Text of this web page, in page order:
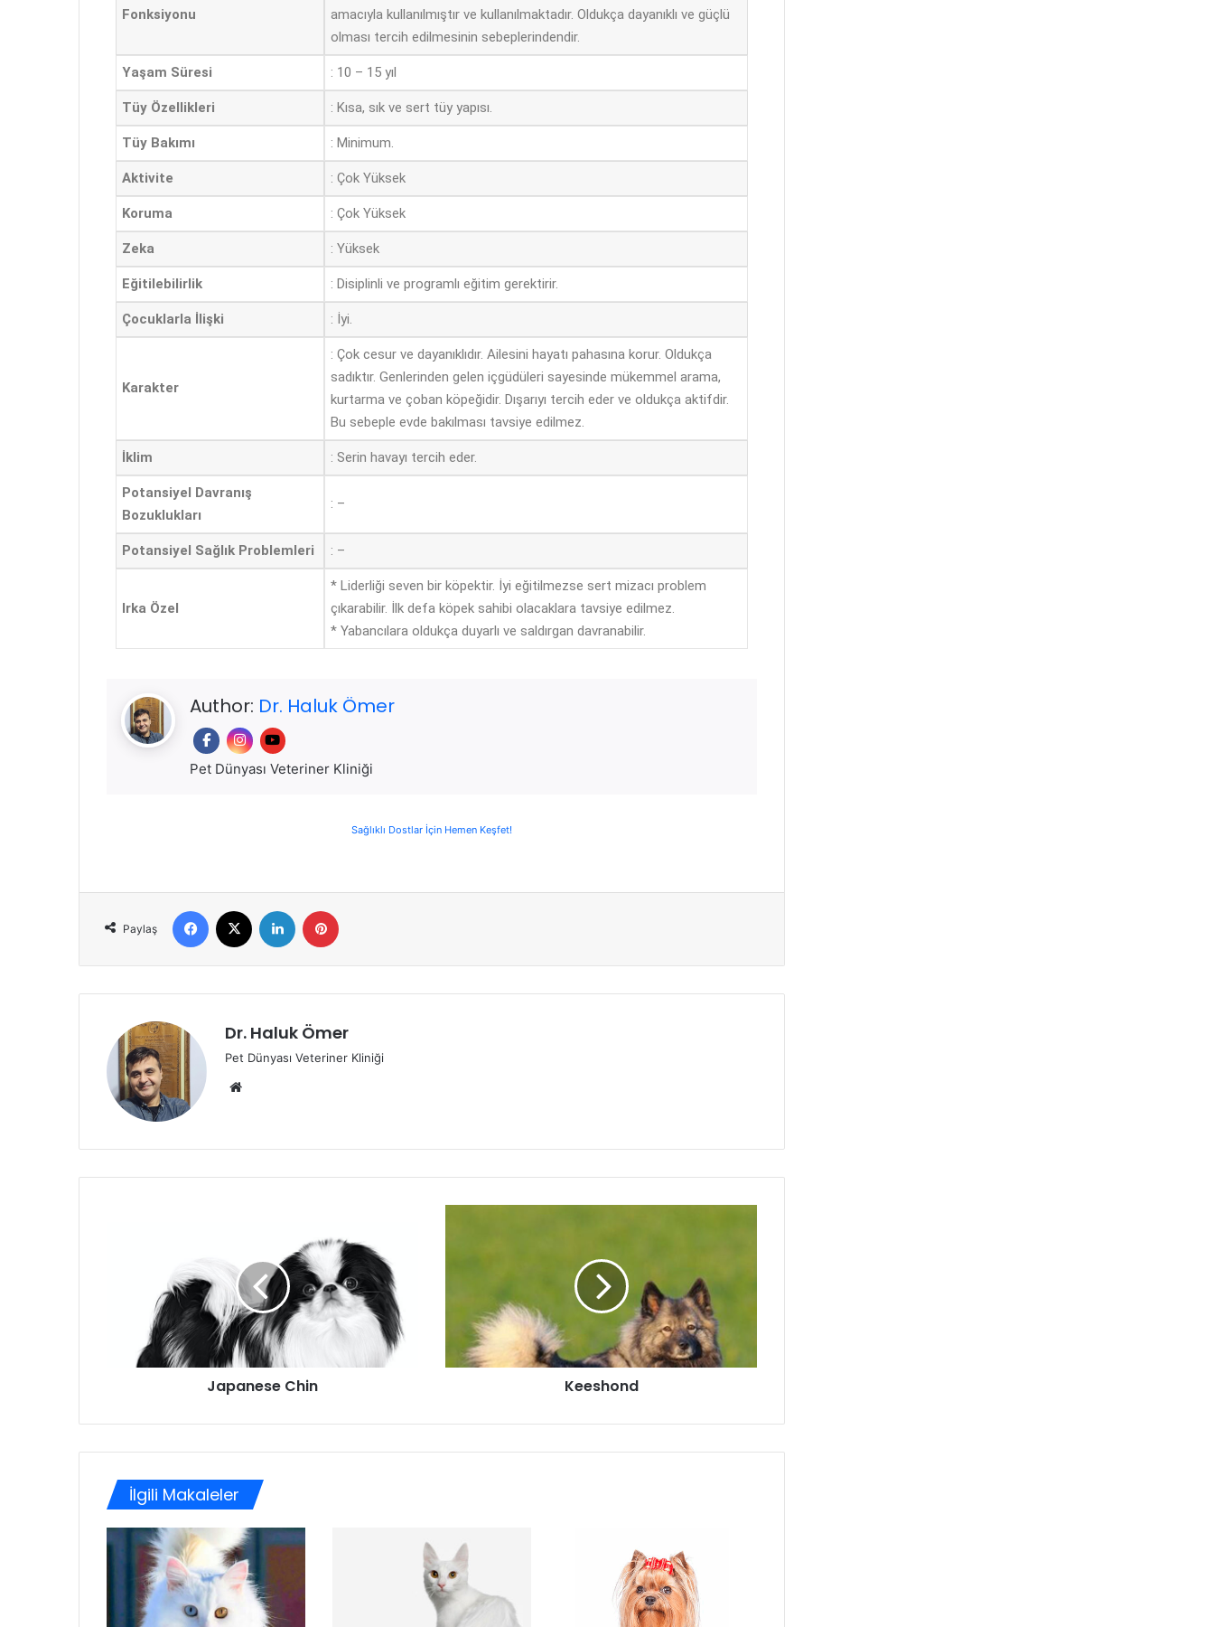
Fonksiyonu
amacıyla kullanılmıştır ve kullanılmaktadır. Oldukça dayanıklı ve güçlü
olması tercih edilmesinin sebeplerindendir.
Yaşam Süresi : 10 – 15 yıl
Tüy Özellikleri : Kısa, sık ve sert tüy yapısı.
Tüy Bakımı : Minimum.
Aktivite : Çok Yüksek
Koruma : Çok Yüksek
Zeka : Yüksek
Eğitilebilirlik : Disiplinli ve programlı eğitim gerektirir.
Çocuklarla İlişki : İyi.
Karakter
: Çok cesur ve dayanıklıdır. Ailesini hayatı pahasına korur. Oldukça
sadıktır. Genlerinden gelen içgüdüleri sayesinde mükemmel arama,
kurtarma ve çoban köpeğidir. Dışarıyı tercih eder ve oldukça aktifdir.
Bu sebeple evde bakılması tavsiye edilmez.
İklim : Serin havayı tercih eder.
Potansiyel Davranış
Bozuklukları
: –
Potansiyel Sağlık Problemleri : –
Irka Özel
* Liderliği seven bir köpektir. İyi eğitilmezse sert mizacı problem
çıkarabilir. İlk defa köpek sahibi olacaklara tavsiye edilmez.
* Yabancılara oldukça duyarlı ve saldırgan davranabilir.
Author: Dr. Haluk Ömer
Pet Dünyası Veteriner Kliniği
Sağlıklı Dostlar İçin Hemen Keşfet!
Paylaş
Dr. Haluk Ömer
Pet Dünyası Veteriner Kliniği
Japanese Chin Keeshond
İlgili Makaleler